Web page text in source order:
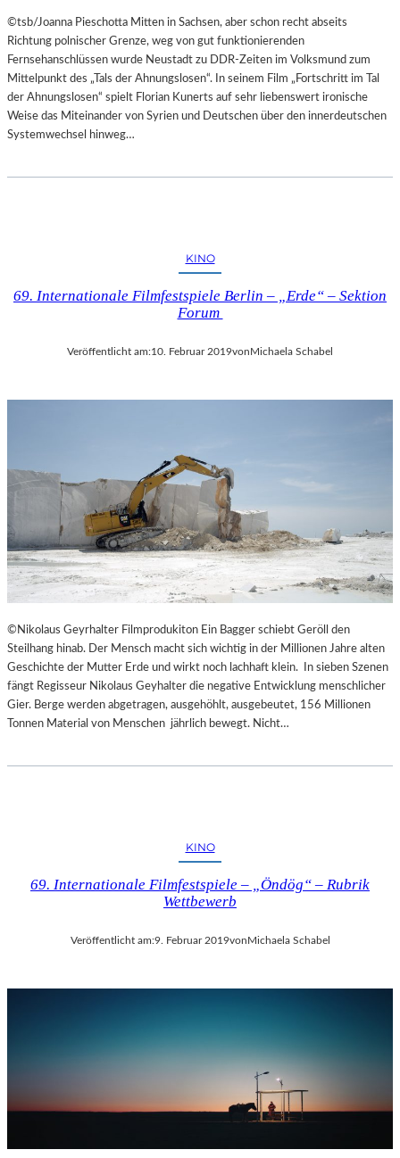
©tsb/Joanna Pieschotta Mitten in Sachsen, aber schon recht abseits
Richtung polnischer Grenze, weg von gut funktionierenden
Fernsehanschlüssen wurde Neustadt zu DDR-Zeiten im Volksmund zum
Mittelpunkt des „Tals der Ahnungslosen“. In seinem Film „Fortschritt im Tal
der Ahnungslosen“ spielt Florian Kunerts auf sehr liebenswert ironische
Weise das Miteinander von Syrien und Deutschen über den innerdeutschen
Systemwechsel hinweg…
KINO
69. Internationale Filmfestspiele Berlin – „Erde“ – Sektion
Forum
Veröffentlicht am:10. Februar 2019vonMichaela Schabel
©Nikolaus Geyrhalter Filmprodukiton Ein Bagger schiebt Geröll den
Steilhang hinab. Der Mensch macht sich wichtig in der Millionen Jahre alten
Geschichte der Mutter Erde und wirkt noch lachhaft klein. In sieben Szenen
fängt Regisseur Nikolaus Geyhalter die negative Entwicklung menschlicher
Gier. Berge werden abgetragen, ausgehöhlt, ausgebeutet, 156 Millionen
Tonnen Material von Menschen jährlich bewegt. Nicht…
KINO
69. Internationale Filmfestspiele – „Öndög“ – Rubrik
Wettbewerb
Veröffentlicht am:9. Februar 2019vonMichaela Schabel